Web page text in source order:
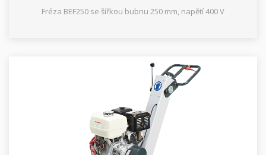
Fréza BEF250 se šířkou bubnu 250 mm, napětí 400 V